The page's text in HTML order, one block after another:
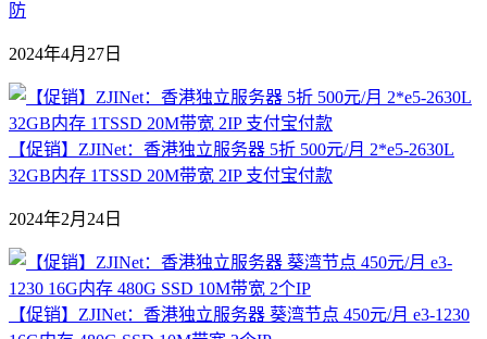
防
2024年4月27日
【促销】ZJINet：香港独立服务器 5折 500元/月 2*e5-2630L
32GB内存 1TSSD 20M带宽 2IP 支付宝付款
2024年2月24日
【促销】ZJINet：香港独立服务器 葵湾节点 450元/月 e3-1230